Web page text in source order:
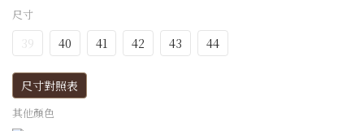
尺寸
39 40 41 42 43 44
尺寸對照表
其他顏色